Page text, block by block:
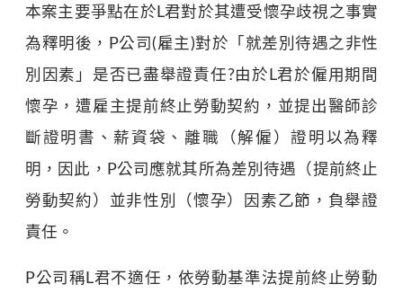
本案主要爭點在於L君對於其遭受懷孕歧視之事實
為釋明後，P公司(雇主)對於「就差別待遇之非性
別因素」是否已盡舉證責任?由於L君於僱用期間
懷孕，遭雇主提前終止勞動契約，並提出醫師診
斷證明書、薪資袋、離職（解僱）證明以為釋
明，因此，P公司應就其所為差別待遇（提前終止
勞動契約）並非性別（懷孕）因素乙節，負舉證
責任。
P公司稱L君不適任，依勞動基準法提前終止勞動